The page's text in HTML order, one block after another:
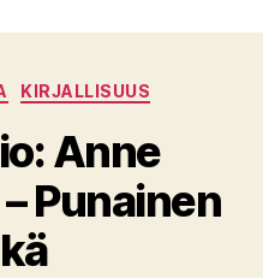
KIRJALLISUUS
Anne
Punainen